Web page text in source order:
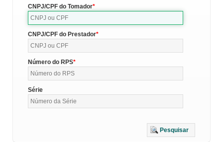
CNPJ/CPF do Tomador
CNPJ/CPF do Prestador
Número do RPS
Série
Pesquisar